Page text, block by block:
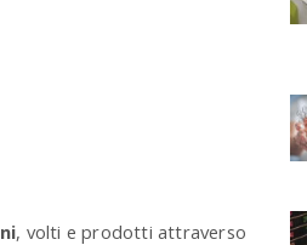
, volti e prodotti attraverso